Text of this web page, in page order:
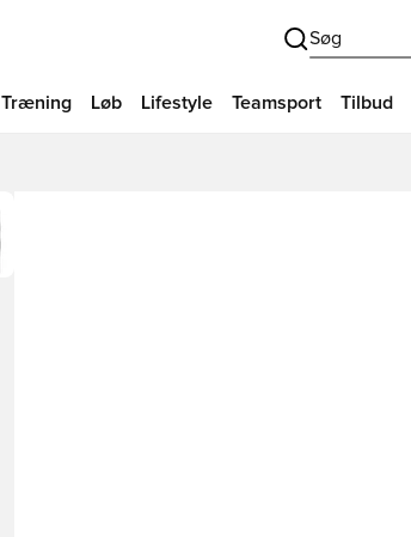
Søg
Træning Løb Lifestyle Teamsport Tilbud